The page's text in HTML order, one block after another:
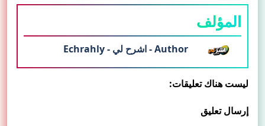
المؤلف
Author - اشرح لي - Echrahly
ليست هناك تعليقات:
إرسال تعليق